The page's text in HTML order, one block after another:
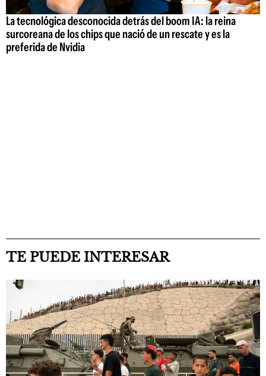
La tecnológica desconocida detrás del boom IA: la reina
surcoreana de los chips que nació de un rescate y es la
preferida de Nvidia
TE PUEDE INTERESAR